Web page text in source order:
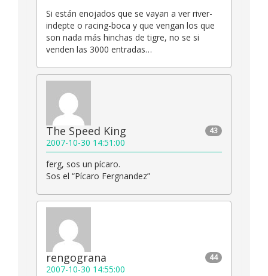
Si están enojados que se vayan a ver river-
indepte o racing-boca y que vengan los que
son nada más hinchas de tigre, no se si
venden las 3000 entradas…
43
The Speed King
2007-10-30 14:51:00
ferg, sos un pícaro.
Sos el “Pícaro Fergnandez”
44
rengograna
2007-10-30 14:55:00